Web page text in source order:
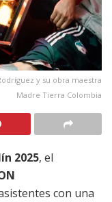
y su obra maestra
Madre Tierra Colombia
2025, el
con una